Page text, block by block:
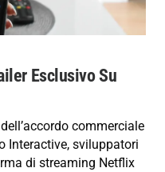
Esclusivo Su
commerciale
Interactive, sviluppatori
di streaming Netflix